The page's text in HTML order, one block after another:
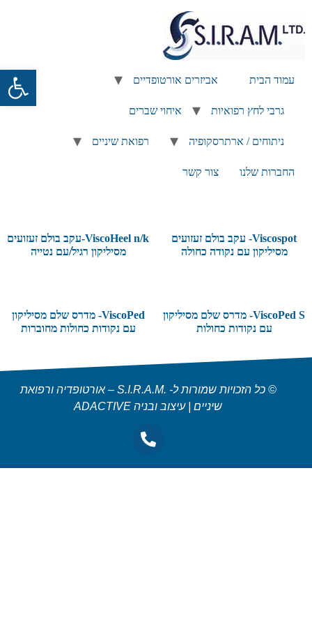
עמוד הבית אביזרים אורטופדיים
גרבי לחץ רפואיות איחוי שברים
ניתוחים / ארתרסקופיה רפואת שיניים
החברות שלנו צור קשר
Viscospot- עקב בולם זעזועים
מסיליקון עם נקודה כחולה
ViscoHeel n/k-עקב בולם זעזועים
מסיליקון רגיל/עם נטייה
ViscoPed S- מדרס שלם מסיליקון
עם נקודות כחולות
ViscoPed- מדרס שלם מסיליקון
עם נקודות כחולות מחוברות
© כל הזכויות שמורות ל- .S.I.R.A.M – אורטופדיה ורפואת
שיניים | עיצוב ובניה ADACTIVE